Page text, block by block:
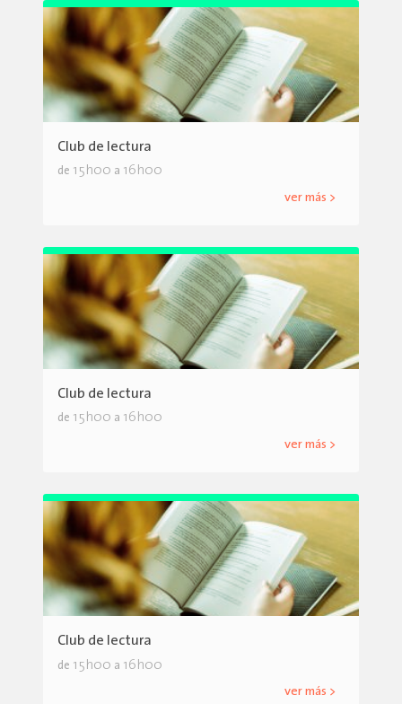
Club de lectura
de 15h00 a 16h00
ver más >
Club de lectura
de 15h00 a 16h00
ver más >
Club de lectura
de 15h00 a 16h00
ver más >